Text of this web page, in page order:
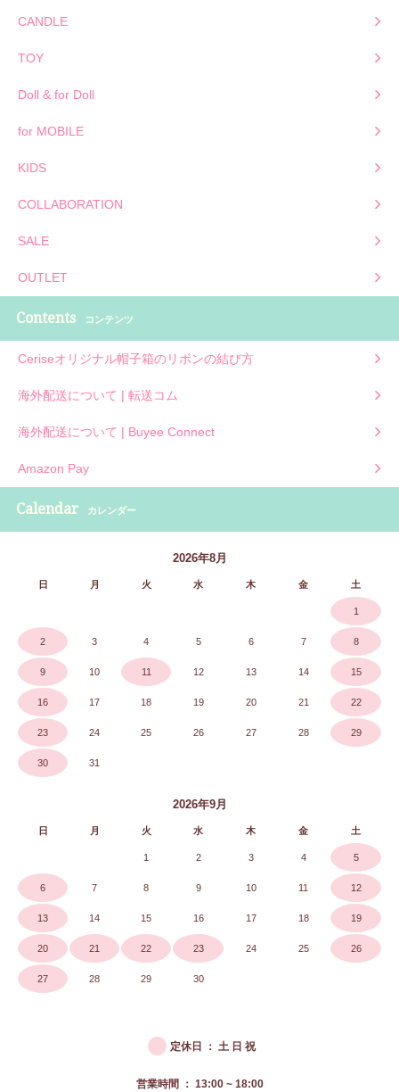
CANDLE
TOY
Doll & for Doll
for MOBILE
KIDS
COLLABORATION
SALE
OUTLET
Contents コンテンツ
Ceriseオリジナル帽子箱のリボンの結び方
海外配送について | 転送コム
海外配送について | Buyee Connect
Amazon Pay
Calendar カレンダー
2026年8月
日 月 火 水 木 金 土
1
2 3 4 5 6 7 8
9 10 11 12 13 14 15
16 17 18 19 20 21 22
23 24 25 26 27 28 29
30 31
2026年9月
日 月 火 水 木 金 土
1 2 3 4 5
6 7 8 9 10 11 12
13 14 15 16 17 18 19
20 21 22 23 24 25 26
27 28 29 30
● 定休日 ： 土 日 祝
営業時間 ： 13:00 ~ 18:00